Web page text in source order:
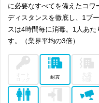
に必要なすべてを備えたコ
ディスタンスを徹底し、1ブ
スは4時間毎に消毒。1人あ
す。（業界平均の3倍）
耐震